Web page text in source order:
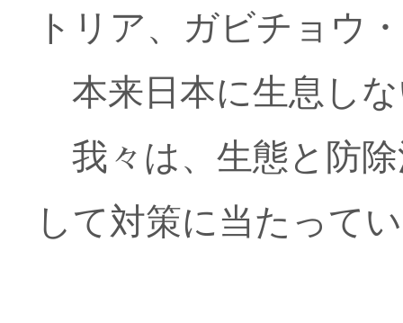
トリア、ガビチョウ
本来日本に生息し
我々は、生態と防
して対策に当たって